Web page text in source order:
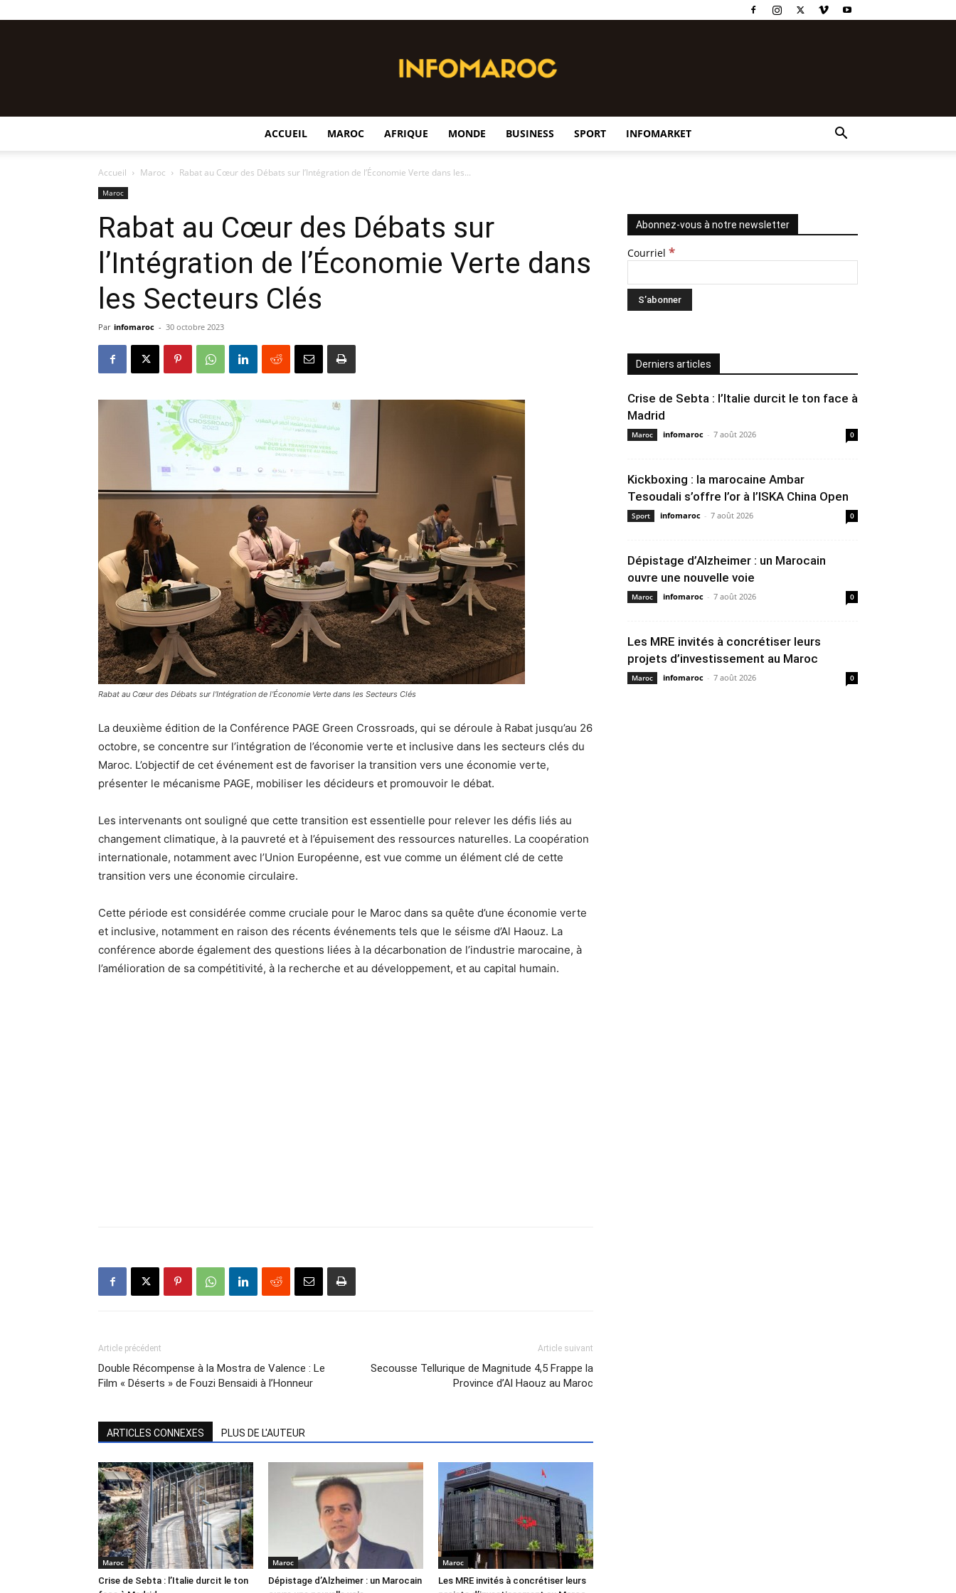
ACCUEIL MAROC AFRIQUE MONDE BUSINESS SPORT INFOMARKET
Accueil Maroc Rabat au Cœur des Débats sur l’Intégration de l’Économie Verte dans les...
Maroc
Rabat au Cœur des Débats sur
l’Intégration de l’Économie Verte dans
les Secteurs Clés
Par infomaroc - 30 octobre 2023
Rabat au Cœur des Débats sur l'Intégration de l'Économie Verte dans les Secteurs Clés
La deuxième édition de la Conférence PAGE Green Crossroads, qui se déroule à Rabat jusqu’au 26
octobre, se concentre sur l’intégration de l’économie verte et inclusive dans les secteurs clés du
Maroc. L’objectif de cet événement est de favoriser la transition vers une économie verte,
présenter le mécanisme PAGE, mobiliser les décideurs et promouvoir le débat.
Les intervenants ont souligné que cette transition est essentielle pour relever les défis liés au
changement climatique, à la pauvreté et à l’épuisement des ressources naturelles. La coopération
internationale, notamment avec l’Union Européenne, est vue comme un élément clé de cette
transition vers une économie circulaire.
Cette période est considérée comme cruciale pour le Maroc dans sa quête d’une économie verte
et inclusive, notamment en raison des récents événements tels que le séisme d’Al Haouz. La
conférence aborde également des questions liées à la décarbonation de l’industrie marocaine, à
l’amélioration de sa compétitivité, à la recherche et au développement, et au capital humain.
Article précédent
Double Récompense à la Mostra de Valence : Le
Film « Déserts » de Fouzi Bensaidi à l’Honneur
Article suivant
Secousse Tellurique de Magnitude 4,5 Frappe la
Province d’Al Haouz au Maroc
ARTICLES CONNEXES PLUS DE L'AUTEUR
Maroc
Crise de Sebta : l’Italie durcit le ton
Maroc
Dépistage d’Alzheimer : un Marocain
Maroc
Les MRE invités à concrétiser leurs
Abonnez-vous à notre newsletter
Courriel *
Derniers articles
Crise de Sebta : l’Italie durcit le ton face à
Madrid
Maroc infomaroc - 7 août 2026 0
Kickboxing : la marocaine Ambar
Tesoudali s’offre l’or à l’ISKA China Open
Sport infomaroc - 7 août 2026 0
Dépistage d’Alzheimer : un Marocain
ouvre une nouvelle voie
Maroc infomaroc - 7 août 2026 0
Les MRE invités à concrétiser leurs
projets d’investissement au Maroc
Maroc infomaroc - 7 août 2026 0